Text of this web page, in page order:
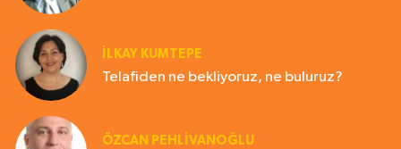
İLKAY KUMTEPE
Telafiden ne bekliyoruz, ne buluruz?
ÖZCAN PEHLİVANOĞLU